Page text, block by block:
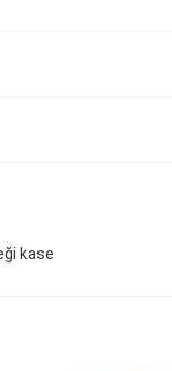
kase